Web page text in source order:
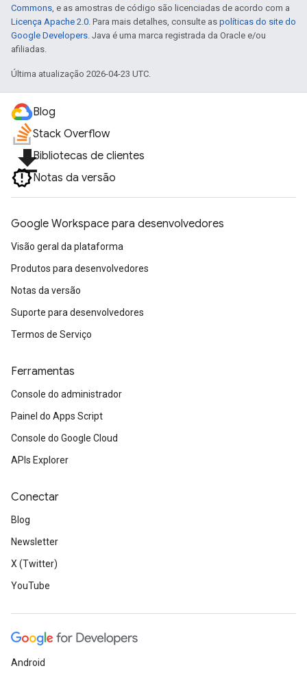
Commons, e as amostras de código são licenciadas de acordo com a
Licença Apache 2.0. Para mais detalhes, consulte as políticas do site do
Google Developers. Java é uma marca registrada da Oracle e/ou
afiliadas.
Última atualização 2026-04-23 UTC.
Blog
Stack Overflow
file_downloadBibliotecas de clientes
Notas da versão
Google Workspace para desenvolvedores
Visão geral da plataforma
Produtos para desenvolvedores
Notas da versão
Suporte para desenvolvedores
Termos de Serviço
Ferramentas
Console do administrador
Painel do Apps Script
Console do Google Cloud
APIs Explorer
Conectar
Blog
Newsletter
X (Twitter)
YouTube
Android